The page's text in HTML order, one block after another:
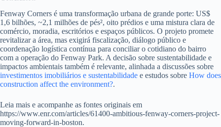
Fenway Corners é uma transformação urbana de grande porte: US$
1,6 bilhões, ~2,1 milhões de pés², oito prédios e uma mistura clara de
comércio, moradia, escritórios e espaços públicos. O projeto promete
revitalizar a área, mas exigirá fiscalização, diálogo público e
coordenação logística contínua para conciliar o cotidiano do bairro
com a operação do Fenway Park. A decisão sobre sustentabilidade e
impactos ambientais também é relevante, alinhada a discussões sobre
investimentos imobiliários e sustentabilidade e estudos sobre How does
construction affect the environment?.
Leia mais e acompanhe as fontes originais em
https://www.enr.com/articles/61400-ambitious-fenway-corners-project-
moving-forward-in-boston.